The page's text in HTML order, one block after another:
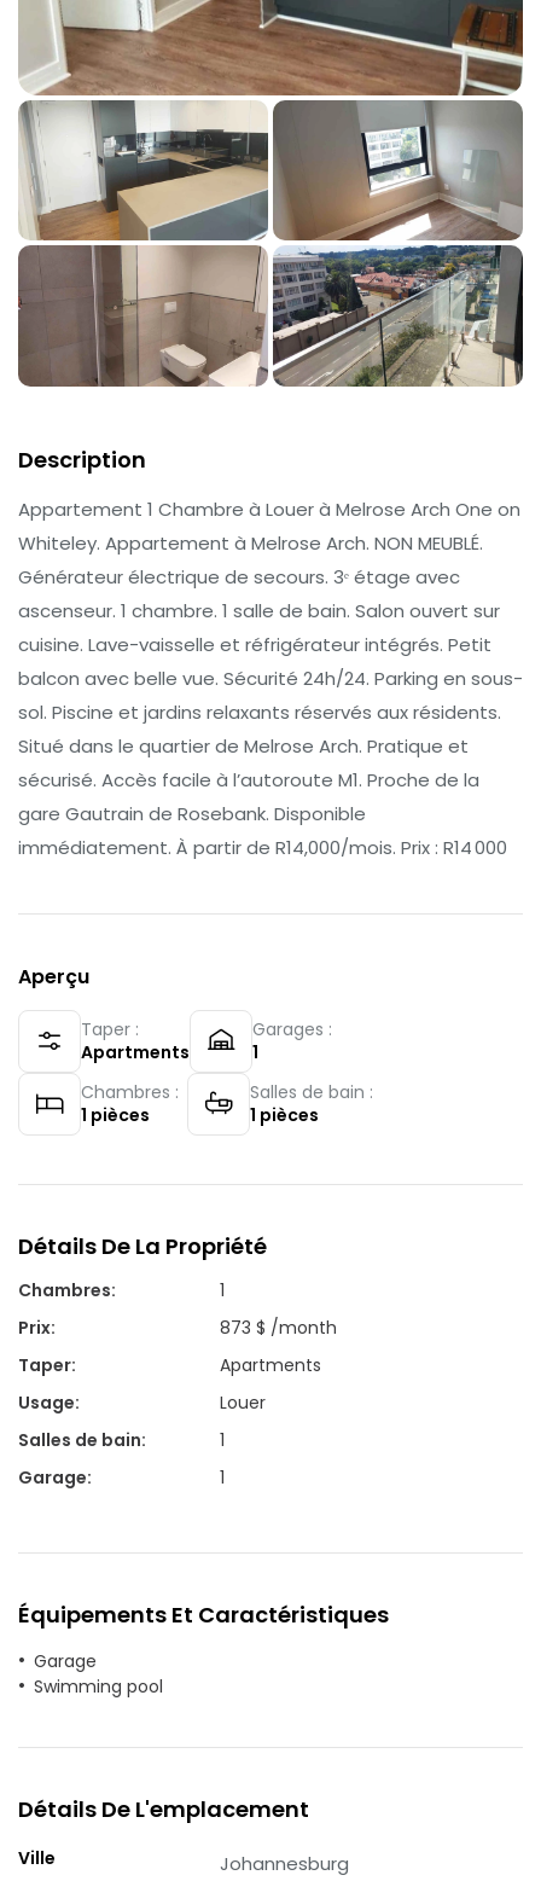
Description
Appartement 1 Chambre à Louer à Melrose Arch One on
Whiteley. Appartement à Melrose Arch. NON MEUBLÉ.
Générateur électrique de secours. 3ᵉ étage avec
ascenseur. 1 chambre. 1 salle de bain. Salon ouvert sur
cuisine. Lave-vaisselle et réfrigérateur intégrés. Petit
balcon avec belle vue. Sécurité 24h/24. Parking en sous-
sol. Piscine et jardins relaxants réservés aux résidents.
Situé dans le quartier de Melrose Arch. Pratique et
sécurisé. Accès facile à l’autoroute M1. Proche de la
gare Gautrain de Rosebank. Disponible
immédiatement. À partir de R14,000/mois. Prix : R14 000
Aperçu
Taper :
Apartments
Garages :
1
Chambres :
1 pièces
Salles de bain :
1 pièces
Détails De La Propriété
Chambres:
1
Prix:
873 $ /month
Taper:
Apartments
Usage:
Louer
Salles de bain:
1
Garage: 1
Équipements Et Caractéristiques
Garage
Swimming pool
Détails De L'emplacement
Ville Johannesburg